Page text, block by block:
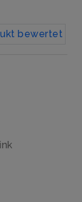
bewertet